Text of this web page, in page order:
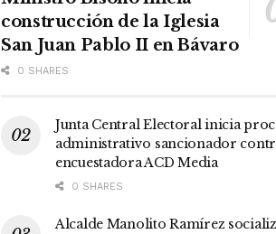
construcción de la Iglesia
San Juan Pablo II en Bávaro
0 SHARES
Junta Central Electoral inicia
administrativo sancionador
encuestadora ACD Media
0 SHARES
Alcalde Manolito Ramírez